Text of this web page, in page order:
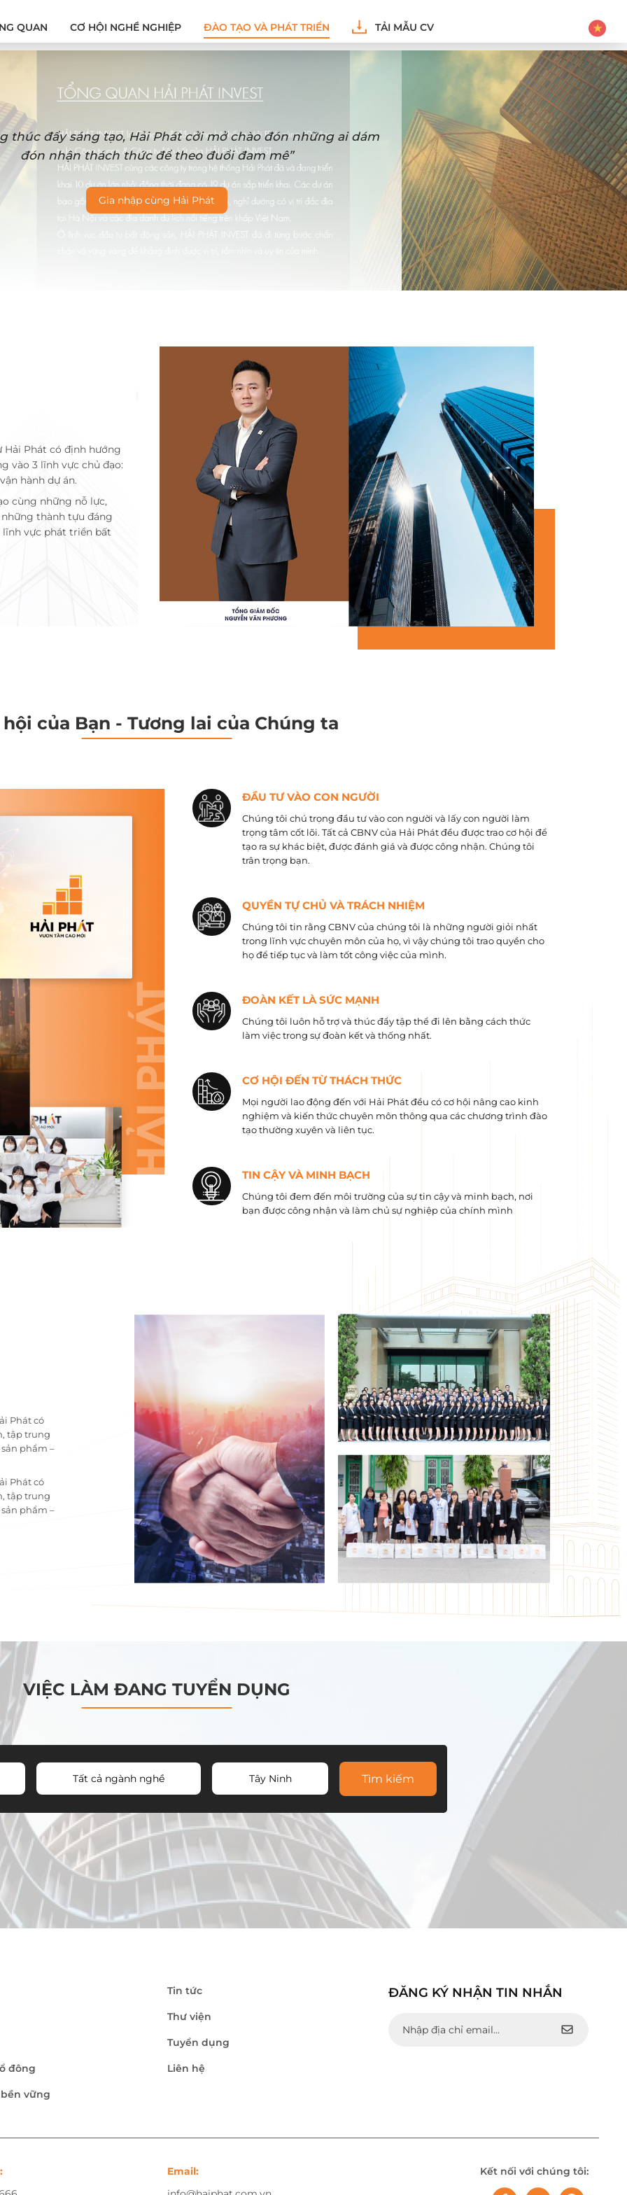
QUAN CƠ HỘI NGHỀ NGHIỆP ĐÀO TẠO VÀ PHÁT TRIỂN TẢI MẪU CV
thúc đẩy sáng tạo, Hải Phát cởi mở chào đón những ai dám
đón nhận thách thức để theo đuổi đam mê”
Gia nhập cùng Hải Phát
Hải Phát có định hướng
vào 3 lĩnh vực chủ đạo:
hành dự án.
cùng những nỗ lực,
những thành tựu đáng
vực phát triển bất
hội của Bạn - Tương lai của Chúng ta
ĐẦU TƯ VÀO CON NGƯỜI
Chúng tôi chú trọng đầu tư vào con người và lấy con người làm
trọng tâm cốt lõi. Tất cả CBNV của Hải Phát đều được trao cơ hội để
tạo ra sự khác biệt, được đánh giá và được công nhận. Chúng tôi
trân trọng bạn.
QUYỀN TỰ CHỦ VÀ TRÁCH NHIỆM
Chúng tôi tin rằng CBNV của chúng tôi là những người giỏi nhất
trong lĩnh vực chuyên môn của họ, vì vậy chúng tôi trao quyền cho
họ để tiếp tục và làm tốt công việc của mình.
ĐOÀN KẾT LÀ SỨC MẠNH
Chúng tôi luôn hỗ trợ và thúc đẩy tập thể đi lên bằng cách thức
làm việc trong sự đoàn kết và thống nhất.
CƠ HỘI ĐẾN TỪ THÁCH THỨC
Mọi người lao động đến với Hải Phát đều có cơ hội nâng cao kinh
nghiệm và kiến ​​thức chuyên môn thông qua các chương trình đào
tạo thường xuyên và liên tục.
TIN CẬY VÀ MINH BẠCH
Chúng tôi đem đến môi trường của sự tin cậy và minh bạch, nơi
bạn được công nhận và làm chủ sự nghiệp của chính mình
Phát có
tập trung
phẩm –
Phát có
tập trung
phẩm –
VIỆC LÀM ĐANG TUYỂN DỤNG
Tất cả ngành nghề Tây Ninh Tìm kiếm
đông
vững
Tin tức
Thư viện
Tuyển dụng
Liên hệ
ĐĂNG KÝ NHẬN TIN NHẮN
Email:
Kết nối với chúng tôi: